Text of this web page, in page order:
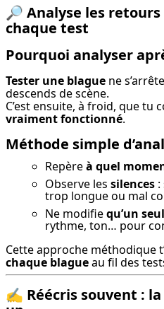
🔎 Analyse les
chaque test
Pourquoi analyser
Tester une blague ne
descends de scène.
C’est ensuite, à froid, que tu
vraiment fonctionné.
Méthode simple
Repèreà quel
Observe les silences
trop longue ou mal
Ne modifiequ’un
rythme, ton… pour
Cette approche méthodique
chaque blague au fil des
✍️ Réécris souvent :